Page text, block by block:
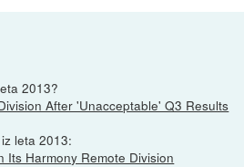
2013?
After 'Unacceptable' Q3 Results
leta 2013:
Its Harmony Remote Division